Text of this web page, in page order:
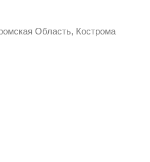
Область, Кострома